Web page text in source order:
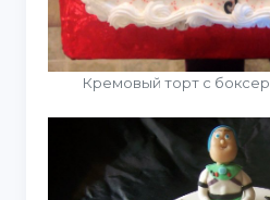
Кремовый торт с